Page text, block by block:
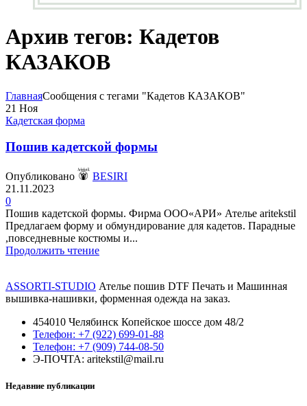
Архив тегов: Кадетов
КАЗАКОВ
ГлавнаяСообщения с тегами "Кадетов КАЗАКОВ"
21 Ноя
Кадетская форма
Пошив кадетской формы
Опубликовано
BESIRI
21.11.2023
0
Пошив кадетской формы. Фирма ООО«АРИ» Ателье aritekstil
Предлагаем форму и обмундирование для кадетов. Парадные
,повседневные костюмы и...
Продолжить чтение
ASSORTI-STUDIO Ателье пошив DTF Печать и Машинная
вышивка-нашивки, форменная одежда на заказ.
454010 Челябинск Копейское шоссе дом 48/2
Телефон: +7 (922) 699-01-88
Телефон: +7 (909) 744-08-50
Э-ПОЧТА: aritekstil@mail.ru
Недавние публикации